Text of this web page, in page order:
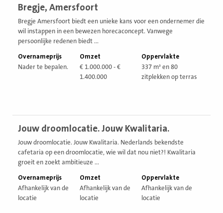
Bregje, Amersfoort
Bregje Amersfoort biedt een unieke kans voor een ondernemer die
wil instappen in een bewezen horecaconcept. Vanwege
persoonlijke redenen biedt ...
Overnameprijs
Nader te bepalen.
Omzet
€ 1.000.000 - €
1.400.000
Oppervlakte
337 m² en 80
zitplekken op terras
vestiging
Jouw droomlocatie. Jouw Kwalitaria.
Jouw droomlocatie. Jouw Kwalitaria. Nederlands bekendste
cafetaria op een droomlocatie, wie wil dat nou niet?! Kwalitaria
groeit en zoekt ambitieuze ...
Overnameprijs
Afhankelijk van de
locatie
Omzet
Afhankelijk van de
locatie
Oppervlakte
Afhankelijk van de
locatie
vestiging